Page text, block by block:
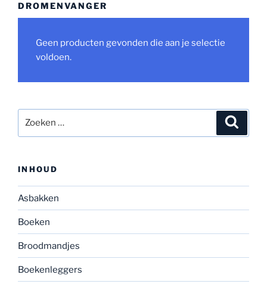
DROMENVANGER
Geen producten gevonden die aan je selectie
voldoen.
naar:
INHOUD
Asbakken
Boeken
Broodmandjes
Boekenleggers